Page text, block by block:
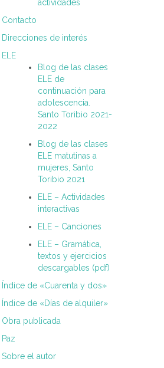
actividades
Contacto
Direcciones de interés
ELE
Blog de las clases
ELE de
continuación para
adolescencia.
Santo Toribio 2021-
2022
Blog de las clases
ELE matutinas a
mujeres, Santo
Toribio 2021
ELE – Actividades
interactivas
ELE – Canciones
ELE – Gramática,
textos y ejercicios
descargables (pdf)
Índice de «Cuarenta y dos»
Índice de «Días de alquiler»
Obra publicada
Paz
Sobre el autor